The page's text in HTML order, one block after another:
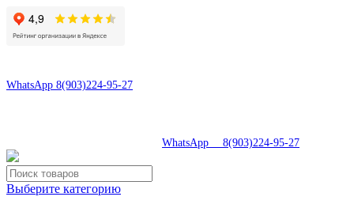
WhatsApp 8(903)224-95-27
WhatsApp 8(903)224-95-27
Выберите категорию